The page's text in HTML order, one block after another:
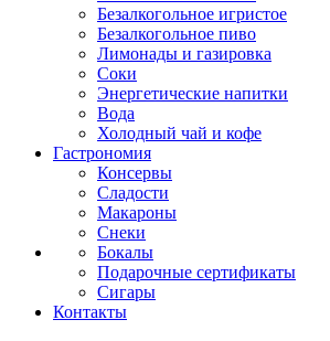
Безалкогольное игристое
Безалкогольное пиво
Лимонады и газировка
Соки
Энергетические напитки
Вода
Холодный чай и кофе
Гастрономия
Консервы
Сладости
Макароны
Снеки
Бокалы
Подарочные сертификаты
Сигары
Контакты